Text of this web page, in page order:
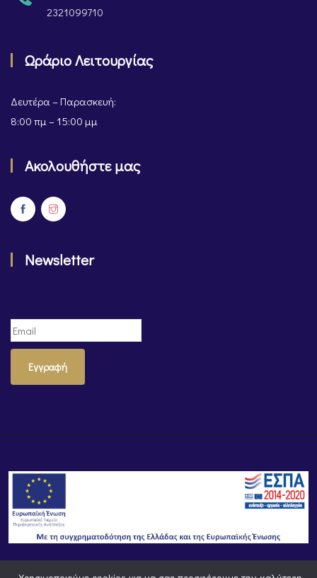
2321099710
Ωράριο Λειτουργίας
Δευτέρα – Παρασκευή:
8:00 πμ – 15:00 μμ
Ακολουθήστε μας
Newsletter
Εγγραφή